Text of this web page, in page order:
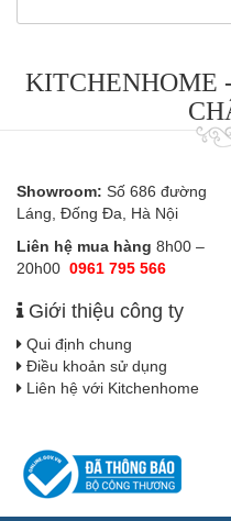
KITCHENHOME
Showroom: Số 686 đường
Láng, Đống Đa, Hà Nội
Liên hệ mua hàng 8h00 –
20h00 0961 795 566
Giới thiệu công ty
Qui định chung
Điều khoản sử dụng
Liên hệ với Kitchenhome